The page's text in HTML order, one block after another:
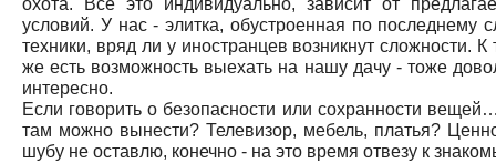
условий. У нас - элитка, обустроенная по последнему
техники, вряд ли у иностранцев возникнут сложности. К
же есть возможность выехать на нашу дачу - тоже
интересно.
Если говорить о безопасности или сохранности
там можно вынести? Телевизор, мебель, платья?
шубу не оставлю, конечно - на это время отвезу к